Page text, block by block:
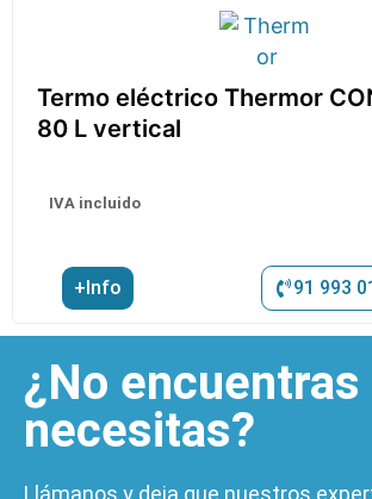
Termo eléctrico Thermor
80 L vertical
IVA incluido
+Info 91 993
¿No encuentras
necesitas?
Llámanos y deja que nuestros